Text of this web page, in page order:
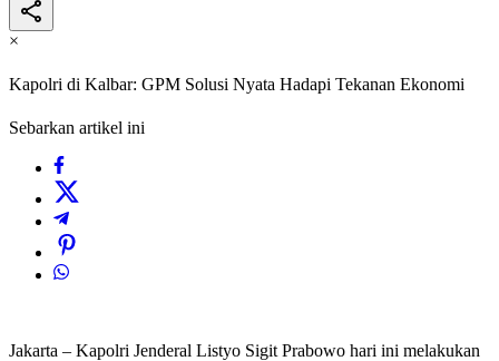
×
Kapolri di Kalbar: GPM Solusi Nyata Hadapi Tekanan Ekonomi
Sebarkan artikel ini
Jakarta – Kapolri Jenderal Listyo Sigit Prabowo hari ini melakukan